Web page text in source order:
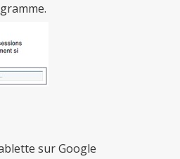
sur Google